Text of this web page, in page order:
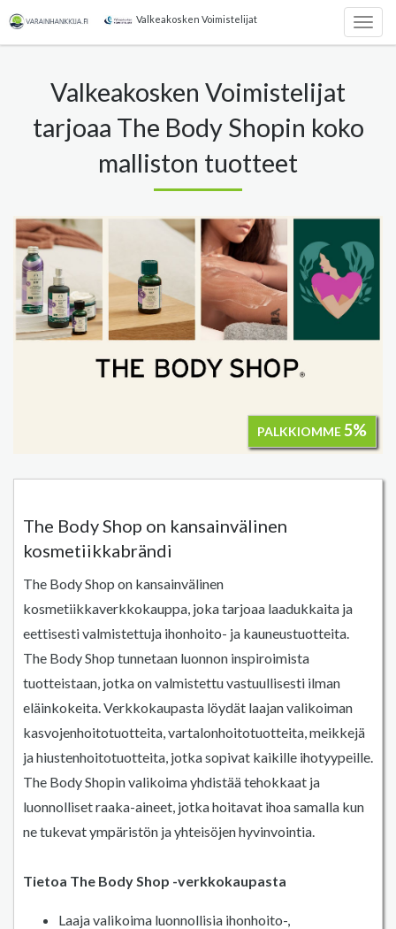
Valkeakosken Voimistelijat
Valkeakosken Voimistelijat
tarjoaa The Body Shopin koko
malliston tuotteet
PALKKIOMME5%
The Body Shop on kansainvälinen
kosmetiikkabrändi
The Body Shop on kansainvälinen
kosmetiikkaverkkokauppa, joka tarjoaa laadukkaita ja
eettisesti valmistettuja ihonhoito- ja kauneustuotteita.
The Body Shop tunnetaan luonnon inspiroimista
tuotteistaan, jotka on valmistettu vastuullisesti ilman
eläinkokeita. Verkkokaupasta löydät laajan valikoiman
kasvojenhoitotuotteita, vartalonhoitotuotteita, meikkejä
ja hiustenhoitotuotteita, jotka sopivat kaikille ihotyypeille.
The Body Shopin valikoima yhdistää tehokkaat ja
luonnolliset raaka-aineet, jotka hoitavat ihoa samalla kun
ne tukevat ympäristön ja yhteisöjen hyvinvointia.
Tietoa The Body Shop -verkkokaupasta
Laaja valikoima luonnollisia ihonhoito-,